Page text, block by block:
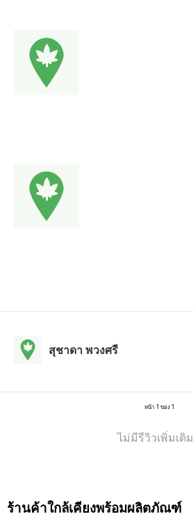
สุชาดา พวงศรี
หน้า 1 ของ 1
ไม่มีรีวิวเพิ่มเติม
ร้านค้าใกล้เคียงพร้อมผลิตภัณฑ์